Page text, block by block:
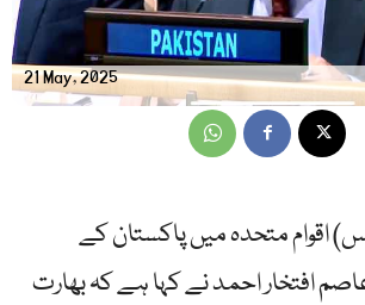
21 May, 2025
اقوام متحدہ میں پاکستان کے
افتخار احمد نے کہا ہے کہ بھارت